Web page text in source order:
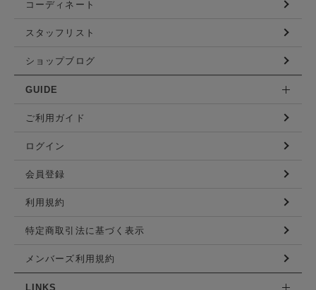
コーディネート
スタッフリスト
ショップブログ
GUIDE
ご利用ガイド
ログイン
会員登録
利用規約
特定商取引法に基づく表示
メンバーズ利用規約
LINKS